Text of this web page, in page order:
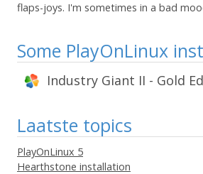
flaps-joys. I'm sometimes in a bad
Some PlayOnLinux
Industry Giant II - Gold
Laatste topics
PlayOnLinux 5
Hearthstone installation